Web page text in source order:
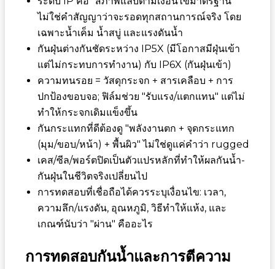
ไม่ใช่คำสัญญาว่าจะรอดทุกสถานการณ์จริง โดย
เฉพาะน้ำเค็ม น้ำสบู่ และแรงดันน้ำ
กันฝุ่นต่างกันชัดระหว่าง IP5X (มีโอกาสมีฝุ่นเข้า
แต่ไม่กระทบการทำงาน) กับ IP6X (กันฝุ่นเข้า)
ความทนรอย = วัสดุกระจก + สารเคลือบ + การ
ปกป้องขอบจอ; ฟิล์มช่วย "รับแรง/แตกแทน" แต่ไม่
ทำให้กระจกเดิมแข็งขึ้น
กันกระแทกที่ดีต้องดู "พลังงานตก + จุดกระแทก
(มุม/ขอบ/หน้า) + พื้นผิว" ไม่ใช่ดูแค่คำว่า rugged
เคส/ซีล/พอร์ตปิดเป็นตัวแปรหลักที่ทำให้ผลกันน้ำ-
กันฝุ่นในชีวิตจริงเปลี่ยนไป
การทดสอบที่เชื่อถือได้ควรระบุเงื่อนไข: เวลา,
ความลึก/แรงดัน, อุณหภูมิ, วิธีทำให้แห้ง, และ
เกณฑ์นับว่า "ผ่าน" คืออะไร
การทดสอบกันน้ำและการตีความ